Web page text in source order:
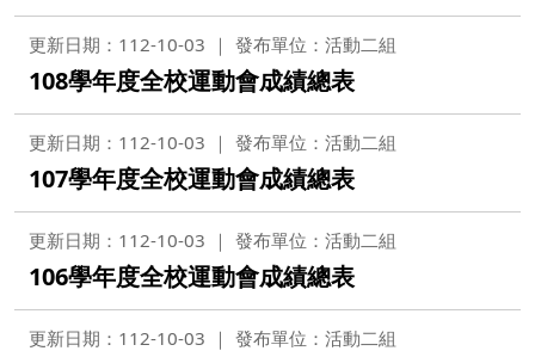
更新日期：112-10-03 發布單位：活動二組
108學年度全校運動會成績總表
更新日期：112-10-03 發布單位：活動二組
107學年度全校運動會成績總表
更新日期：112-10-03 發布單位：活動二組
106學年度全校運動會成績總表
更新日期：112-10-03 發布單位：活動二組